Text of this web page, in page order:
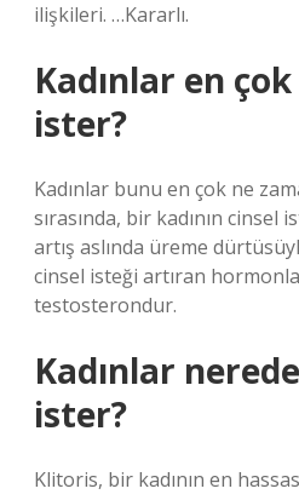
ilişkileri. …Kararlı.
Kadınlar en
ister?
Kadınlar bunu en çok ne
sırasında, bir kadının cinsel
artış aslında üreme
cinsel isteği artıran
testosterondur.
Kadınlar
ister?
Klitoris, bir kadının en